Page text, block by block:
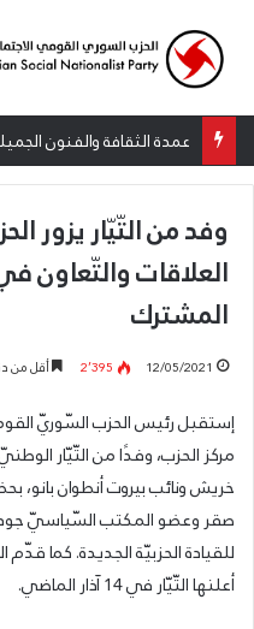
وفد من التّيّار يزور
العلاقات والتّعاون
المشترك
12/05/2021 2٬395 أقل من
إستقبل رئيس الحزب السّوريّ
مركز الحزب، وفدًا من التّيّار
خريش ونائب بيروت أنطوان
صقر وعضو المكتب السّياسيّ
للقيادة الحزبيّة الجديدة. كما
أعلنها التّيّار في 14 آذار الماضي.